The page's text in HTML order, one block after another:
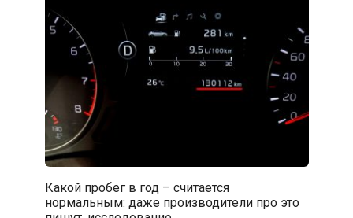
Какой пробег в год – считается
нормальным: даже производители про это